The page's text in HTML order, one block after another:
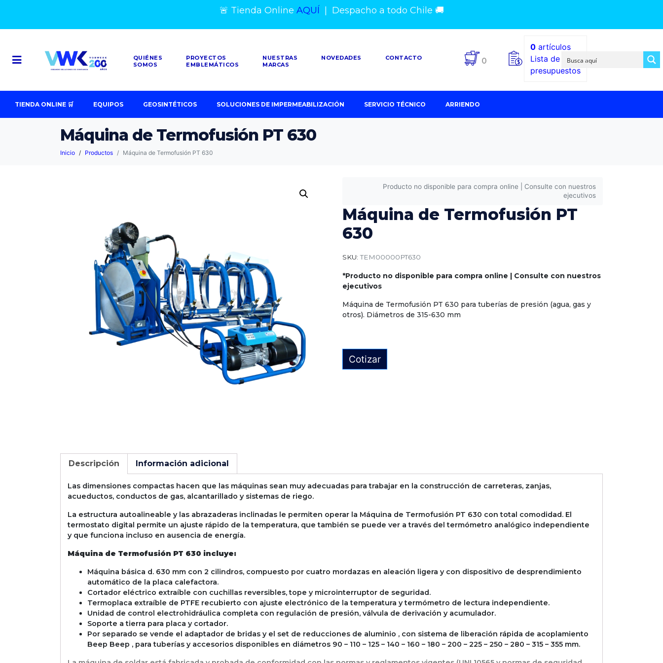
🚨 Tienda Online AQUÍ Despacho a todo Chile 🚚
QUIÉNES
SOMOS
PROYECTOS
EMBLEMÁTICOS
NUESTRAS
MARCAS
NOVEDADES CONTACTO 0
0artículos
Lista de
presupuestos
TIENDA ONLINE 🛒 EQUIPOS GEOSINTÉTICOS SOLUCIONES DE IMPERMEABILIZACIÓN SERVICIO TÉCNICO ARRIENDO
Máquina de Termofusión PT 630
Inicio Productos Máquina de Termofusión PT 630
Producto no disponible para compra online | Consulte con nuestros
ejecutivos
Máquina de Termofusión PT
630
SKU: TEM00000PT630
*Producto no disponible para compra online | Consulte con nuestros
ejecutivos
Máquina de Termofusión PT 630 para tuberías de presión (agua, gas y
otros). Diámetros de 315-630 mm
Cotizar
Descripción Información adicional
Las dimensiones compactas hacen que las máquinas sean muy adecuadas para trabajar en la construcción de carreteras, zanjas,
acueductos, conductos de gas, alcantarillado y sistemas de riego.
La estructura autoalineable y las abrazaderas inclinadas le permiten operar la Máquina de Termofusión PT 630 con total comodidad. El
termostato digital permite un ajuste rápido de la temperatura, que también se puede ver a través del termómetro analógico independiente
y que funciona incluso en ausencia de energía.
Máquina de Termofusión PT 630 incluye:
Máquina básica d. 630 mm con 2 cilindros, compuesto por cuatro mordazas en aleación ligera y con dispositivo de desprendimiento
automático de la placa calefactora.
Cortador eléctrico extraíble con cuchillas reversibles, tope y microinterruptor de seguridad.
Termoplaca extraíble de PTFE recubierto con ajuste electrónico de la temperatura y termómetro de lectura independiente.
Unidad de control electrohidráulica completa con regulación de presión, válvula de derivación y acumulador.
Soporte a tierra para placa y cortador.
Por separado se vende el adaptador de bridas y el set de reducciones de aluminio , con sistema de liberación rápida de acoplamiento
Beep Beep , para tuberías y accesorios disponibles en diámetros 90 – 110 – 125 – 140 – 160 – 180 – 200 – 225 – 250 – 280 – 315 – 355 mm.